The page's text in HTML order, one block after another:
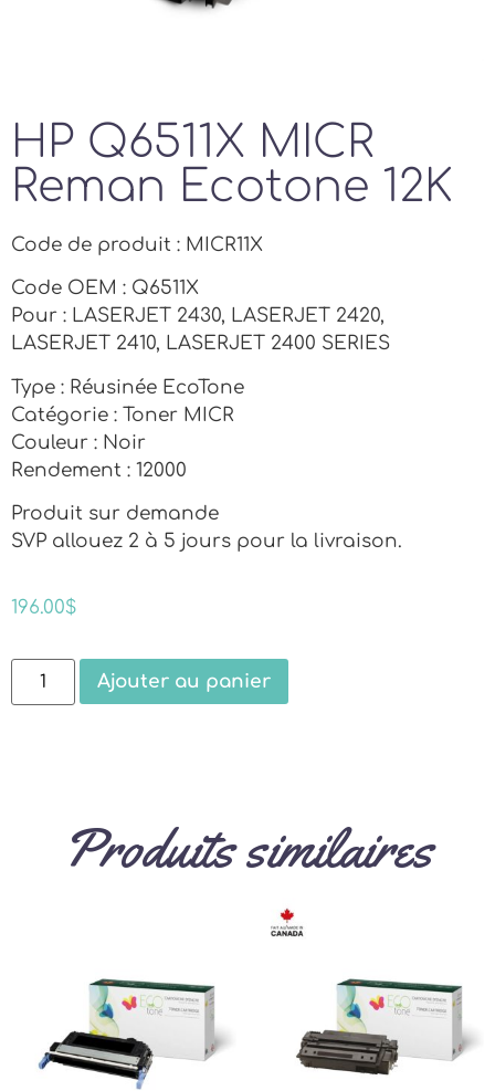
HP Q6511X MICR
Reman Ecotone 12K
Code de produit : MICR11X
Code OEM : Q6511X
Pour : LASERJET 2430, LASERJET 2420,
LASERJET 2410, LASERJET 2400 SERIES
Type : Réusinée EcoTone
Catégorie : Toner MICR
Couleur : Noir
Rendement : 12000
Produit sur demande
SVP allouez 2 à 5 jours pour la livraison.
196.00$
Ajouter au panier
Produits similaires